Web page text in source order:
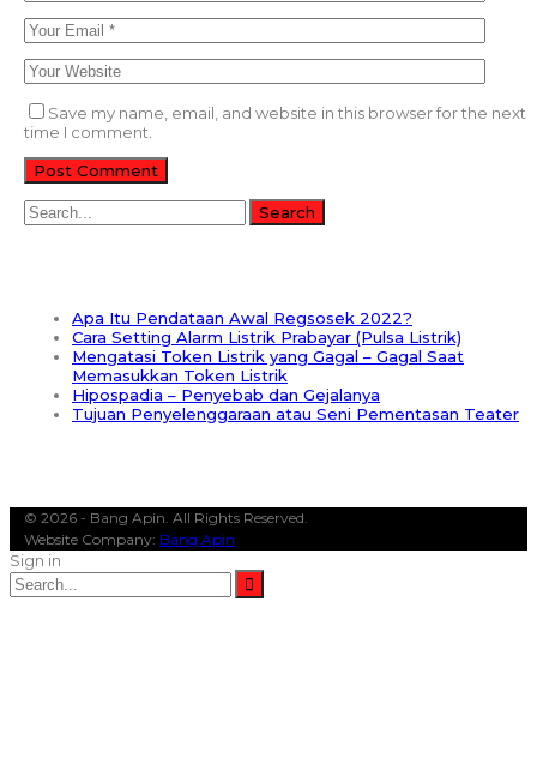
Save my name, email, and website in this browser for the next
time I comment.
Apa Itu Pendataan Awal Regsosek 2022?
Cara Setting Alarm Listrik Prabayar (Pulsa Listrik)
Mengatasi Token Listrik yang Gagal – Gagal Saat
Memasukkan Token Listrik
Hipospadia – Penyebab dan Gejalanya
Tujuan Penyelenggaraan atau Seni Pementasan Teater
© 2026 - Bang Apin. All Rights Reserved.
Website Company: Bang Apin
Sign in